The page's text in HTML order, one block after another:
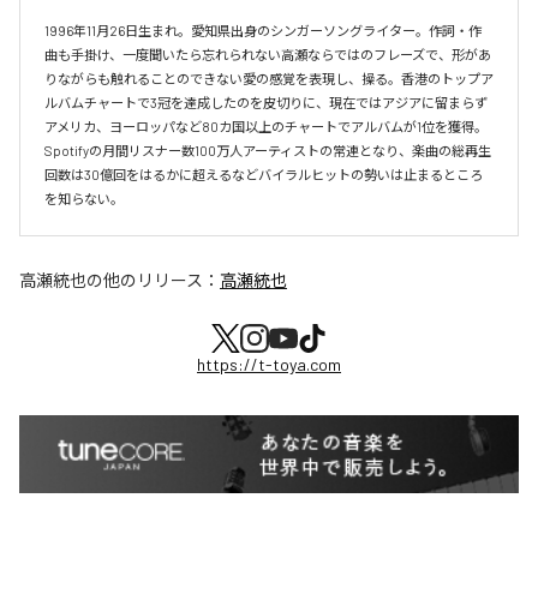
1996年11月26日生まれ。愛知県出身のシンガーソングライター。作詞・作
曲も手掛け、一度聞いたら忘れられない高瀬ならではのフレーズで、形があ
りながらも触れることのできない愛の感覚を表現し、操る。香港のトップア
ルバムチャートで3冠を達成したのを皮切りに、現在ではアジアに留まらず
アメリカ、ヨーロッパなど80カ国以上のチャートでアルバムが1位を獲得。
Spotifyの月間リスナー数100万人アーティストの常連となり、楽曲の総再生
回数は30億回をはるかに超えるなどバイラルヒットの勢いは止まるところ
を知らない。
高瀬統也の他のリリース： 高瀬統也
https://t-toya.com